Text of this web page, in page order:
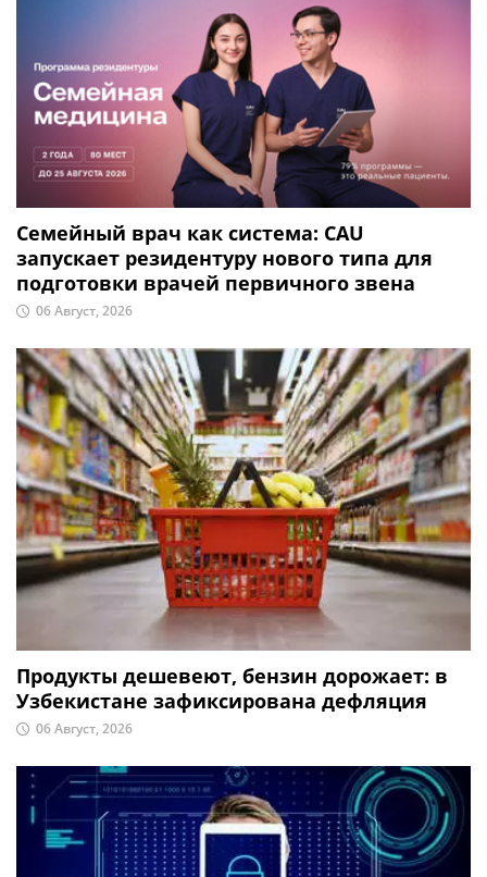
Семейный врач как система: CAU
запускает резидентуру нового типа для
подготовки врачей первичного звена
06 Август, 2026
Продукты дешевеют, бензин дорожает: в
Узбекистане зафиксирована дефляция
06 Август, 2026